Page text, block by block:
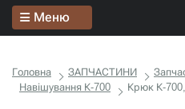
Меню
Головна ЗАПЧАСТИНИ
Навішування К-700
Крюк К-